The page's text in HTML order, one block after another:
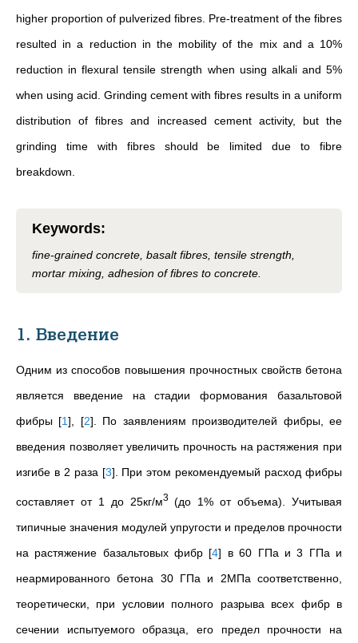
higher proportion of pulverized fibres. Pre-treatment of the fibres
resulted in a reduction in the mobility of the mix and a 10%
reduction in flexural tensile strength when using alkali and 5%
when using acid. Grinding cement with fibres results in a uniform
distribution of fibres and increased cement activity, but the
grinding time with fibres should be limited due to fibre
breakdown.
Keywords:
fine-grained concrete, basalt fibres, tensile strength,
mortar mixing, adhesion of fibres to concrete.
1. Введение
Одним из способов повышения прочностных свойств бетона
является введение на стадии формования базальтовой
фибры [1] [2] . По заявлениям производителей фибры, ее
введения позволяет увеличить прочность на растяжения при
изгибе в 2 раза [3] . При этом рекомендуемый расход фибры
составляет от 1 до 25кг/м3(до 1% от объема). Учитывая
типичные значения модулей упругости и пределов прочности
на растяжение базальтовых фибр [4] в 60 ГПа и 3 ГПа и
неармированного бетона 30 ГПа и 2МПа соответственно,
теоретически, при условии полного разрыва всех фибр в
сечении испытуемого образца, его предел прочности на